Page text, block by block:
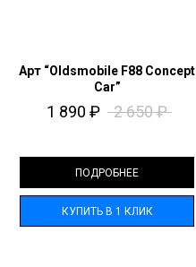
Арт “Oldsmobile F88 Concept
Car”
1 890 ₽ 2 650₽
ПОДРОБНЕЕ
КУПИТЬ В 1 КЛИК